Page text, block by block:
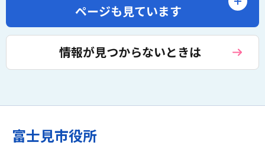
ページも見ています
情報が見つからないときは
富士見市役所